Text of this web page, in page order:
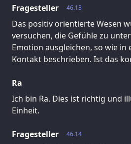
46.13
Fragesteller
Das positiv orientierte Wesen
versuchen, die Gefühle zu
Emotion ausgleichen, so wie in
Kontakt beschrieben. Ist das
Ra
Ich bin Ra. Dies ist richtig und
Einheit.
46.14
Fragesteller